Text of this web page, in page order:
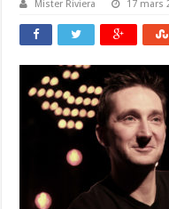
Mister Riviera 17 mars